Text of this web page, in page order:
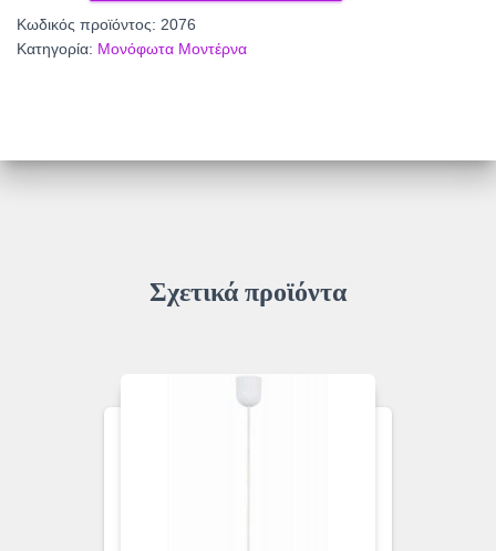
ποσότητα
Κωδικός προϊόντος: 2076
Κατηγορία: Μονόφωτα Μοντέρνα
Σχετικά προϊόντα